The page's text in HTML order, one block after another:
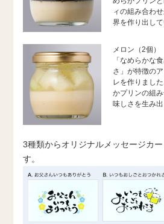
ィの組み合わ
界を作り出して
メロン（2個）
「なめらかな
さ」が特徴の
レを作りまし
かプリンの組
味しさを生み出
3種類からオリジナルメッセージカ
す。